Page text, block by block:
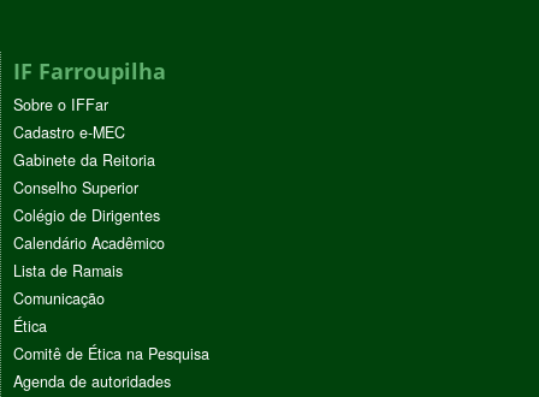
IF Farroupilha
Sobre o IFFar
Cadastro e-MEC
Gabinete da Reitoria
Conselho Superior
Colégio de Dirigentes
Calendário Acadêmico
Lista de Ramais
Comunicação
Ética
Comitê de Ética na Pesquisa
Agenda de autoridades